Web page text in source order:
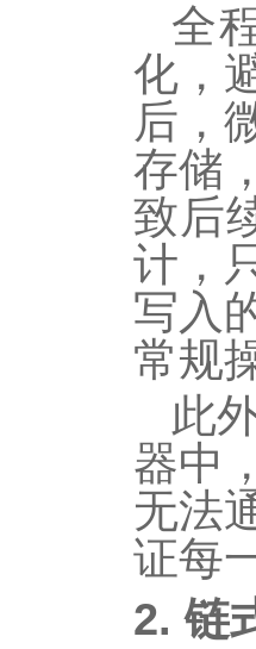
全
化，
后，
存储
致后
计，
写入
常规
此
器中
无法
证每
2. 链